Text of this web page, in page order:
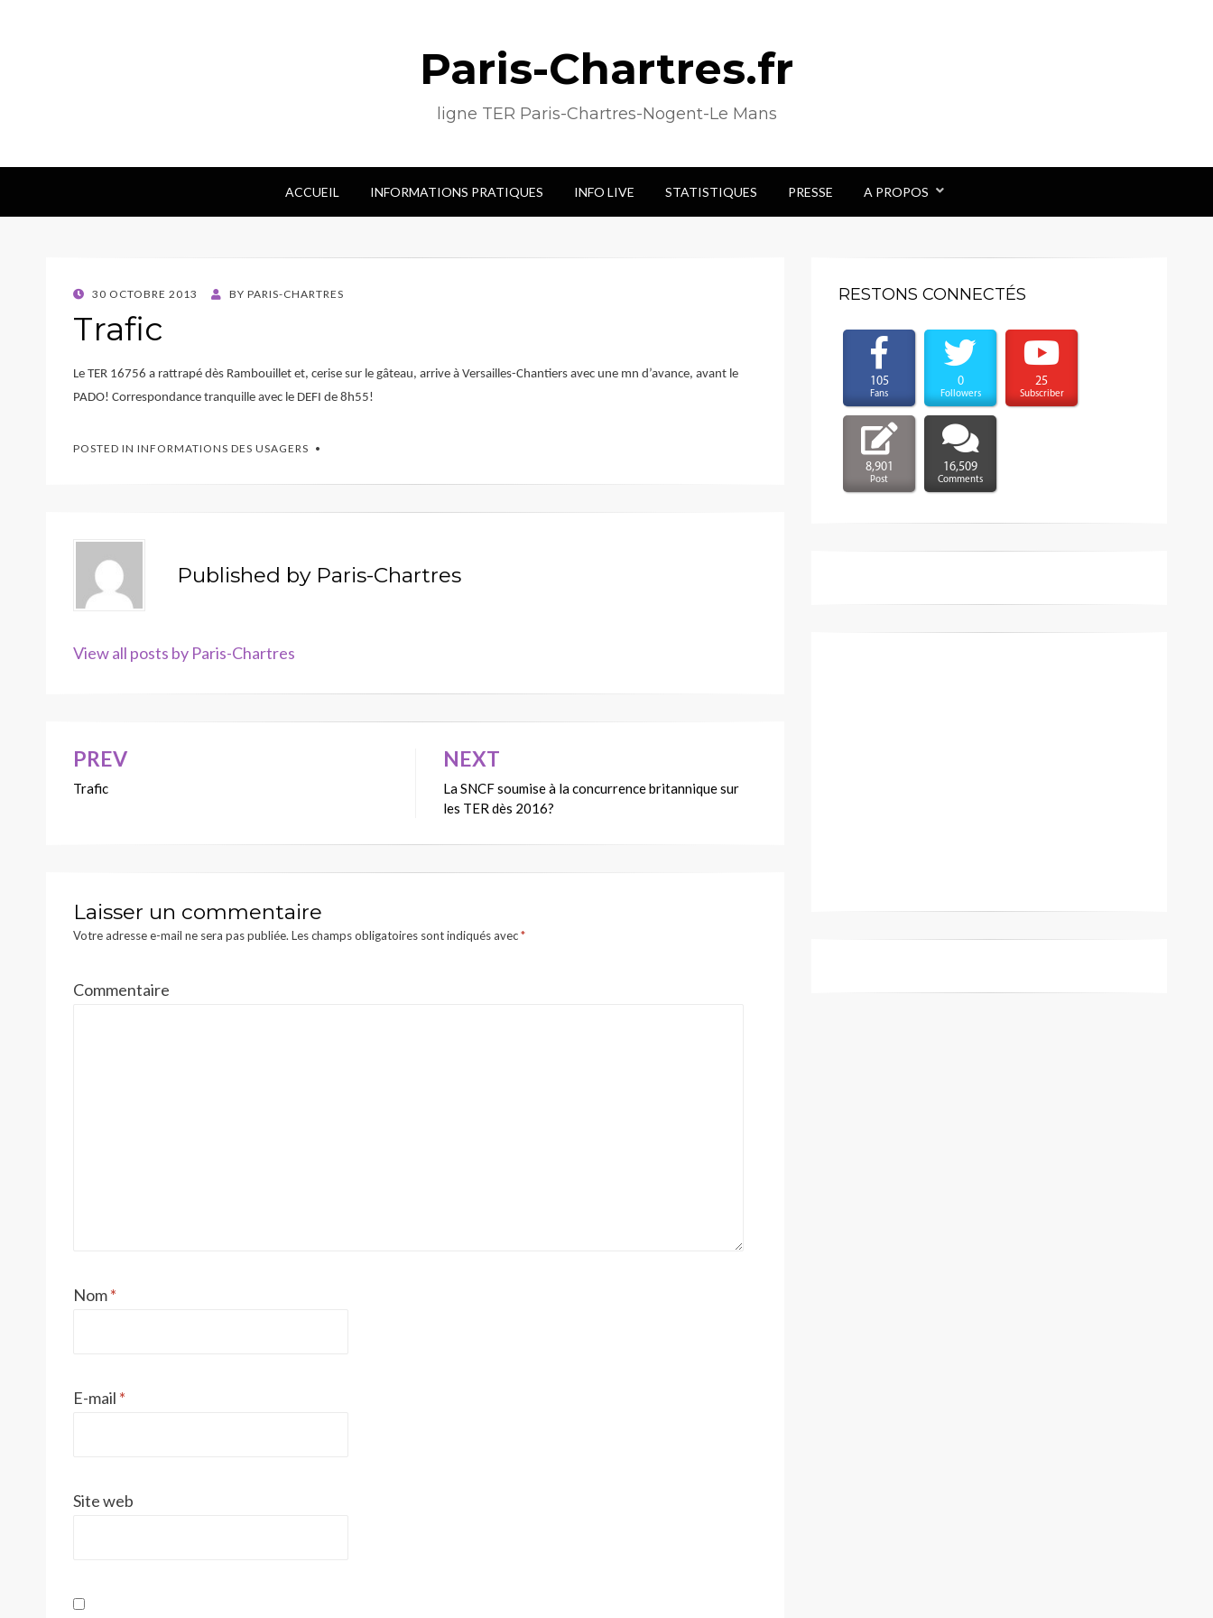
Paris-Chartres.fr
ligne TER Paris-Chartres-Nogent-Le Mans
ACCUEIL INFORMATIONS PRATIQUES INFO LIVE STATISTIQUES PRESSE A PROPOS
POSTED
30 OCTOBRE 2013 BY PARIS-CHARTRES
Trafic
Le TER 16756 a rattrapé dès Rambouillet et, cerise sur le gâteau, arrive à Versailles-Chantiers avec une mn d’avance, avant le
PADO! Correspondance tranquille avec le DEFI de 8h55!
POSTED IN INFORMATIONS DES USAGERS
Published by Paris-Chartres
View all posts by Paris-Chartres
Navigation
de
PREV
Trafic
NEXT
La SNCF soumise à la concurrence britannique sur
les TER dès 2016?
Laisser un commentaire
Votre adresse e-mail ne sera pas publiée. Les champs obligatoires sont indiqués avec*
Commentaire
Nom*
E-mail *
Site web
RESTONS CONNECTÉS
105
Fans
0
Followers
25
Subscriber
8,901
Post
16,509
Comments